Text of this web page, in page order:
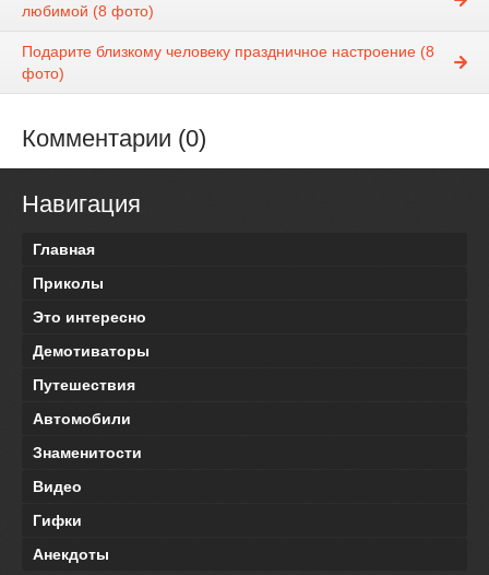
любимой (8 фото)
Подарите близкому человеку праздничное настроение (8
фото)
Комментарии (0)
Навигация
Главная
Приколы
Это интересно
Демотиваторы
Путешествия
Автомобили
Знаменитости
Видео
Гифки
Анекдоты